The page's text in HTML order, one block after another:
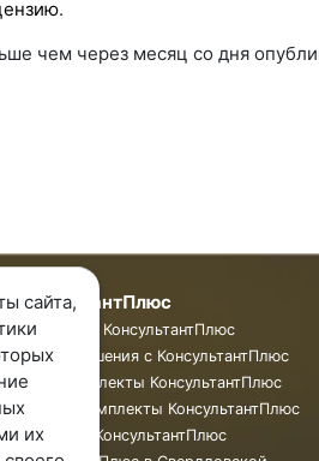
.
чем через месяц со дня
КонсультантПлюс
Программы КонсультантПлюс
Готовые решения с КонсультантПлюс
Смарт Комплекты КонсультантПлюс
Жесткие Комплекты КонсультантПлюс
Бюллетень КонсультантПлюс
сайта,
их